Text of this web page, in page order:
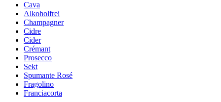
Cava
Alkoholfrei
Champagner
Cidre
Cider
Crémant
Prosecco
Sekt
Spumante Rosé
Fragolino
Franciacorta